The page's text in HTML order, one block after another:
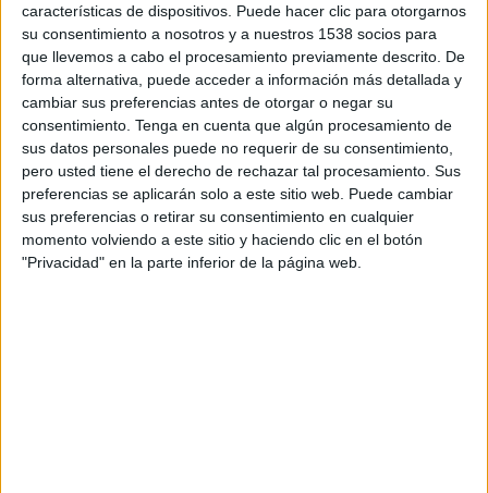
características de dispositivos. Puede hacer clic para otorgarnos
su consentimiento a nosotros y a nuestros 1538 socios para
que llevemos a cabo el procesamiento previamente descrito. De
forma alternativa, puede acceder a información más detallada y
cambiar sus preferencias antes de otorgar o negar su
consentimiento. Tenga en cuenta que algún procesamiento de
sus datos personales puede no requerir de su consentimiento,
pero usted tiene el derecho de rechazar tal procesamiento. Sus
preferencias se aplicarán solo a este sitio web. Puede cambiar
sus preferencias o retirar su consentimiento en cualquier
momento volviendo a este sitio y haciendo clic en el botón
"Privacidad" en la parte inferior de la página web.
Los premios de oro se han otorgado a la
Fundación BBK y LLYC, Fundació Vicki Bernadet
y Audi con Ogilvy, La Casa de Carlota, Tropic Feel
y Full Circle Karma, Agbar y After, Wheelzzz y
Vertically, Jordi Pont y Alex Krieger.
Palmarés Premis Impacte 2022
Premi Impacte Sostenibilidad
Oro: Bihar elegir el mañana